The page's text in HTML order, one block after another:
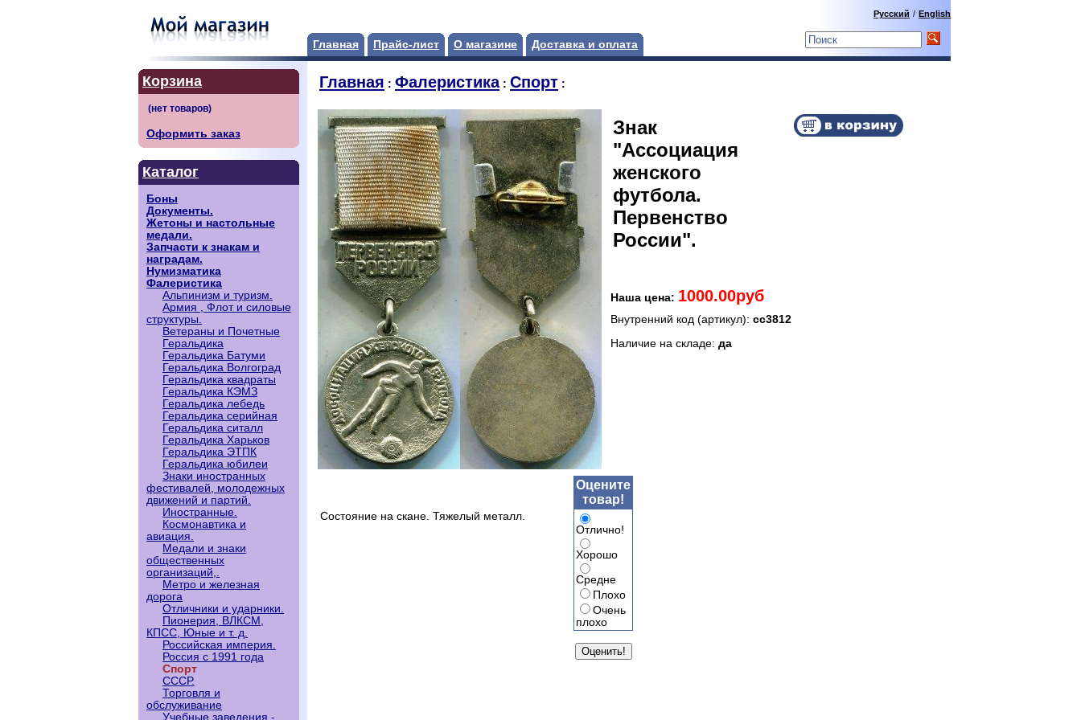
Главная Прайс-лист О магазине Доставка и оплата
Русский / English
Корзина
Оформить заказ
Каталог
Боны
Документы.
Жетоны и настольные
медали.
Запчасти к знакам и
наградам.
Нумизматика
Фалеристика
Альпинизм и туризм.
Армия , Флот и силовые
структуры.
Ветераны и Почетные
Геральдика
Геральдика Батуми
Геральдика Волгоград
Геральдика квадраты
Геральдика КЭМЗ
Геральдика лебедь
Геральдика серийная
Геральдика ситалл
Геральдика Харьков
Геральдика ЭТПК
Геральдика юбилеи
Знаки иностранных
фестивалей, молодежных
движений и партий.
Иностранные.
Космонавтика и
авиация.
Медали и знаки
общественных
организаций,.
Метро и железная
дорога
Отличники и ударники.
Пионерия, ВЛКСМ,
КПСС, Юные и т. д.
Российская империя.
Россия с 1991 года
Спорт
СССР.
Торговля и
обслуживание
Учебные заведения -
Главная : Фалеристика: Спорт :
Знак
"Ассоциация
женского
футбола.
Первенство
России".
Наша цена: 1000.00руб
Внутренний код (артикул): сс3812
Наличие на складе: да
Состояние на скане. Тяжелый металл.
Оцените
товар!
Отлично!
Хорошо
Средне
Плохо
Очень
плохо